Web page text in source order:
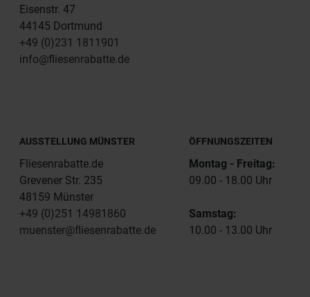
Eisenstr. 47
44145 Dortmund
+49 (0)231 1811901
info@fliesenrabatte.de
AUSSTELLUNG MÜNSTER
Fliesenrabatte.de
Grevener Str. 235
48159 Münster
+49 (0)251 14981860
muenster@fliesenrabatte.de
ÖFFNUNGSZEITEN
Montag - Freitag:
09.00 - 18.00 Uhr
Samstag:
10.00 - 13.00 Uhr